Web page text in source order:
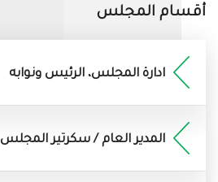
أقسام المجلس
ادارة المجلس، الرئيس ونوابه
المدير العام / سكرتير المجلس